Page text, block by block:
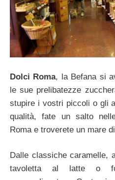
Dolci Roma, la Befana si
le sue prelibatezze
stupire i vostri piccoli o gli
qualità, fate un salto
Roma e troverete un mare
Dalle classiche caramelle,
tavoletta al latte o